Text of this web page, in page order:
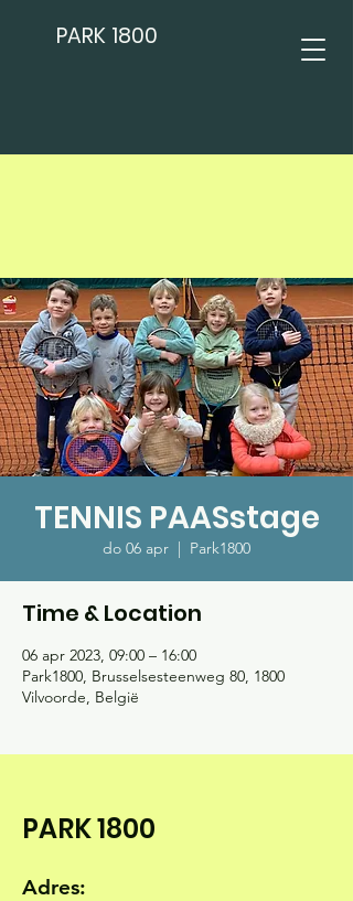
PARK 1800
TENNIS PAASstage
do 06 apr
  |
Park1800
Time & Location
06 apr 2023, 09:00 – 16:00
Park1800, Brusselsesteenweg 80, 1800
Vilvoorde, België
PARK 1800
Adres: